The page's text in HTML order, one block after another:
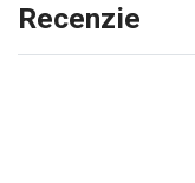
Recenzie